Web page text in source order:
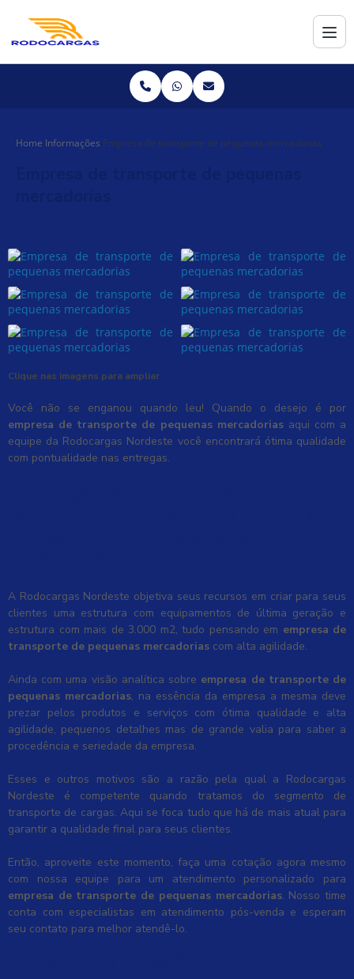
Home Informações Empresa de transporte de pequenas mercadorias
Clique nas imagens para ampliar
Você não se enganou quando leu! Quando o desejo é por
empresa de transporte de pequenas mercadoriasaqui com a
equipe da Rodocargas Nordeste você encontrará ótima qualidade
com pontualidade nas entregas.
A Rodocargas Nordeste objetiva seus recursos em criar para seus
clientes uma estrutura com equipamentos de última geração e
estrutura com mais de 3.000 m2, tudo pensando em empresa de
transporte de pequenas mercadorias com alta agilidade.
Ainda com uma visão analítica sobre empresa de transporte de
pequenas mercadorias, na essência da empresa a mesma deve
prezar pelos produtos e serviços com ótima qualidade e alta
agilidade, pequenos detalhes mas de grande valia para saber a
procedência e seriedade da empresa.
Esses e outros motivos são a razão pela qual a Rodocargas
Nordeste é competente quando tratamos do segmento de
transporte de cargas. Aqui se foca tudo que há de mais atual para
garantir a qualidade final para seus clientes.
Então, aproveite este momento, faça uma cotação agora mesmo
com nossa equipe para um atendimento personalizado para
empresa de transporte de pequenas mercadorias. Nosso time
conta com especialistas em atendimento pós-venda e esperam
seu contato para melhor atendê-lo.